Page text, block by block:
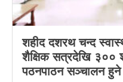
शहीद दशरथ चन्द
शैक्षिक सत्रदेखि ३००
पठनपाठन सञ्चालन हुने